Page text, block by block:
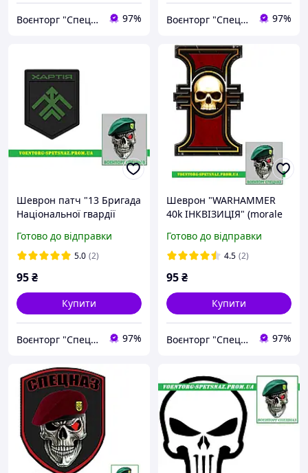
Воєнторг "Спецназ" - найкращий український військовий магазин — виробник! 97% Воєнторг "Спецназ" - найкращий український військовий магазин — виробник! 97%
Шеврон патч "13 Бригада
Національної гвардії
Наступу" сделаем любой
шеврон!
Готово до відправки
5.0 (2)
95₴
Купити
Воєнторг "Спецназ" - найкращий український військовий магазин — виробник! 97%
Шеврон "WARHAMMER
40k ІНКВІЗИЦІЯ" (morale
шеврон!
Готово до відправки
4.5 (2)
95₴
Купити
Воєнторг "Спецназ" - найкращий український військовий магазин — виробник! 97%